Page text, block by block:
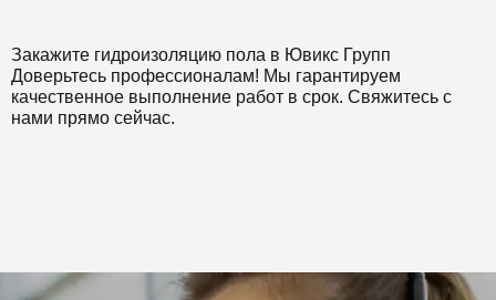
Закажите гидроизоляцию пола в Ювикс Групп
Доверьтесь профессионалам! Мы гарантируем
качественное выполнение работ в срок. Свяжитесь с
нами прямо сейчас.